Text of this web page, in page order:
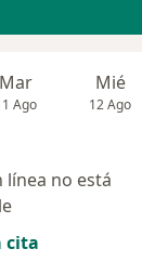
Mar
Ago
Mié
12 Ago
línea no está
cita